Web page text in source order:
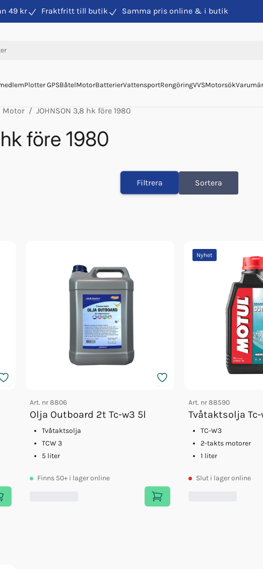
49 kr Fraktfritt till butik Samma pris online & i butik
Plotter GPSBåtelMotorBatterierVattensportRengöringVVSMotorsök
Motor JOHNSON 3,8 hk före 1980
före 1980
Filtrera Sortera
Art. nr8806
Olja Outboard 2t Tc-w3 5l
Tvåtaktsolja
TCW 3
5 liter
Finns 50+ i lager online
Nyhet
Art. nr88590
Tvåtaktsolja Tc-
TC-W3
2-takts motorer
1 liter
Slut i lager online